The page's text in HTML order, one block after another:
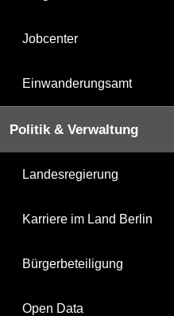
Jobcenter
Einwanderungsamt
Politik & Verwaltung
Landesregierung
Karriere im Land Berlin
Bürgerbeteiligung
Open Data